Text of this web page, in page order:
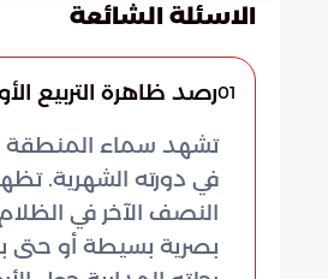
الاسئلة الشائعة
01رصد ظاهرة التربيع
تشهد سماء المنطقة
في دورته الشهرية.
النصف الآخر في
بصرية بسيطة أو حتى